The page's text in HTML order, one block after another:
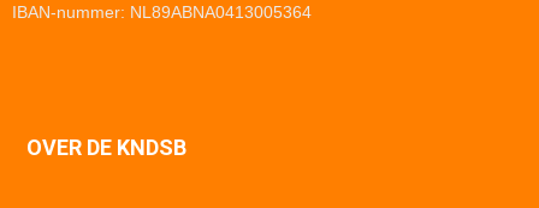
IBAN-nummer: NL89ABNA0413005364
OVER DE KNDSB